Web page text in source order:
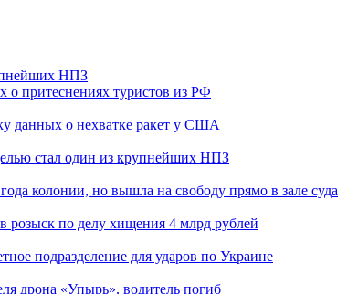
НПЗ
о притеснениях туристов из РФ
данных о нехватке ракет у США
стал один из крупнейших НПЗ
колонии, но вышла на свободу прямо в зале суда
розыск по делу хищения 4 млрд рублей
подразделение для ударов по Украине
дрона «Упырь», водитель погиб